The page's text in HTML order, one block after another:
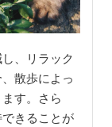
、リラック
散歩によっ
す。さら
きることが